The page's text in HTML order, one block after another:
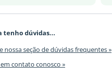
tenho dúvidas...
nossa seção de dúvidas frequentes »
contato conosco »